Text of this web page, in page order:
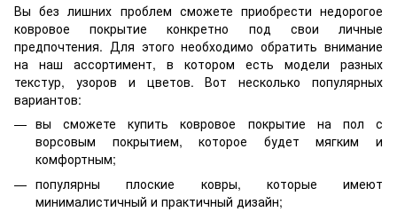
Вы без лишних проблем сможете приобрести недорогое
ковровое покрытие конкретно под свои личные
предпочтения. Для этого необходимо обратить внимание
на наш ассортимент, в котором есть модели разных
текстур, узоров и цветов. Вот несколько популярных
вариантов:
вы сможете купить ковровое покрытие на пол с
ворсовым покрытием, которое будет мягким и
комфортным;
популярны плоские ковры, которые имеют
минималистичный и практичный дизайн;